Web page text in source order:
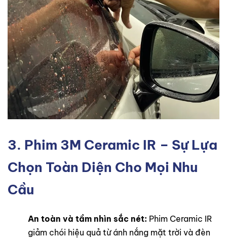
3. Phim 3M Ceramic IR – Sự Lựa
Chọn Toàn Diện Cho Mọi Nhu
Cầu
An toàn và tầm nhìn sắc nét: Phim Ceramic IR
giảm chói hiệu quả từ ánh nắng mặt trời và đèn